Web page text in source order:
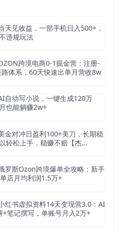
天见收益，一部手机日入500+，
违规玩法
跨境电商0-1掘金营：注册-
体系，60天快速出单月营收8w
自动写小说，一键生成120万
也能躺赚2w+
金对冲日盈利100+美刀，长期稳
轻松上手，稳赚不赔【杰…
罗斯Ozon跨境爆单全攻略：新手
店月均利润1.5万+
红书虚拟资料14天变现营3.0：AI
+笔记撰写，单账号月入2万+